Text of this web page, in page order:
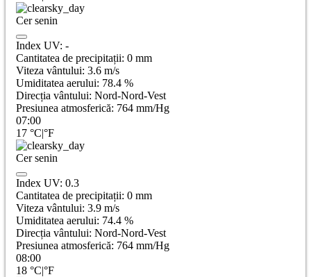
Cer senin
Index UV: -
Cantitatea de precipitații: 0 mm
Viteza vântului: 3.6 m/s
Umiditatea aerului: 78.4 %
Direcția vântului: Nord-Nord-Vest
Presiunea atmosferică: 764 mm/Hg
07:00
17 °C|°F
Cer senin
Index UV: 0.3
Cantitatea de precipitații: 0 mm
Viteza vântului: 3.9 m/s
Umiditatea aerului: 74.4 %
Direcția vântului: Nord-Nord-Vest
Presiunea atmosferică: 764 mm/Hg
08:00
18 °C|°F